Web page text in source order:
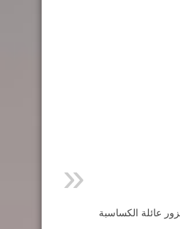
عائلة الكساسبة